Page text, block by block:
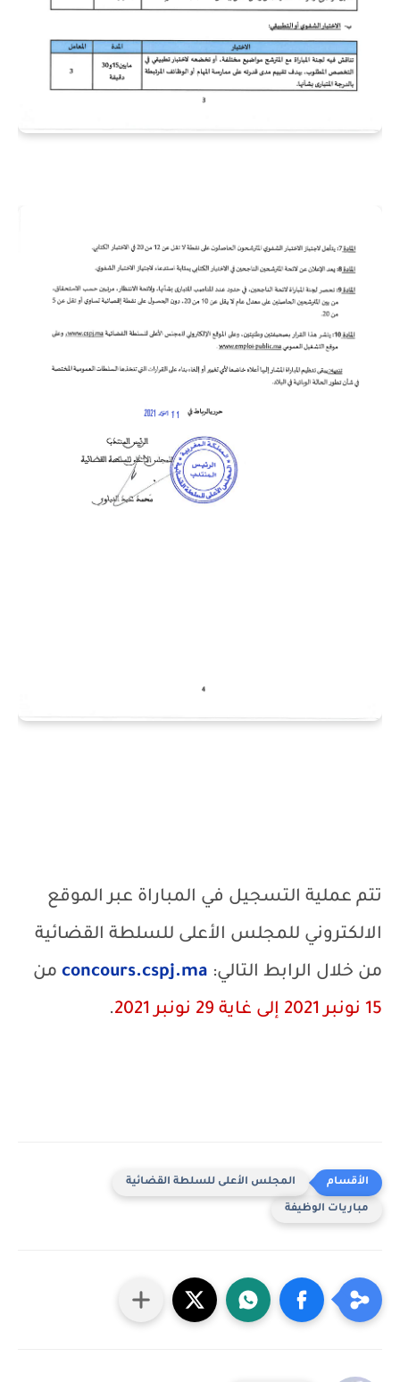
تتم عملية التسجيل في المباراة عبر الموقع
الالكتروني للمجلس الأعلى للسلطة القضائية
من خلال الرابط التالي: concours.cspj.ma من
15 نونبر 2021 إلى غاية 29 نونبر 2021
.
المجلس الأعلى للسلطة القضائية
مباريات الوظيفة